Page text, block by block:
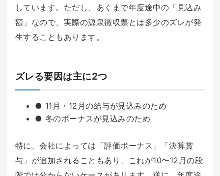
しています。ただし、あくまで年度途中の「見込み
額」なので、実際の源泉徴収票とは多少のズレが発
生することもあります。
ズレる要因は主に2つ
● 11月・12月の給与が見込みのため
● 冬のボーナスが見込みのため
特に、会社によっては「評価ボーナス」「決算賞
与」が追加されることもあり、これが10〜12月の段